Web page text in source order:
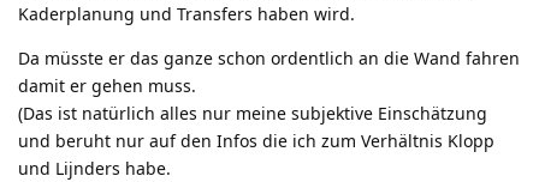
Kaderplanung und Transfers haben wird.
Da müsste er das ganze schon ordentlich an die Wand fahren
damit er gehen muss.
(Das ist natürlich alles nur meine subjektive Einschätzung
und beruht nur auf den Infos die ich zum Verhältnis Klopp
und Lijnders habe.